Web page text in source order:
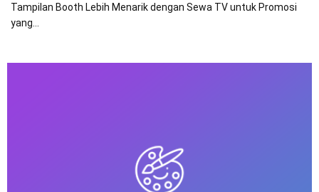
Tampilan Booth Lebih Menarik dengan Sewa TV untuk Promosi
yang…